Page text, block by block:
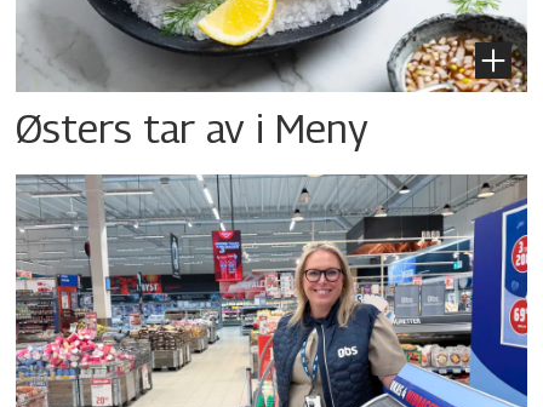
Østers tar av i Meny